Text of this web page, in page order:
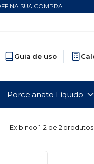
NA SUA COMPRA
Guia de uso
Porcelanato Líquido
Exibindo 1-2 de 2 produtos